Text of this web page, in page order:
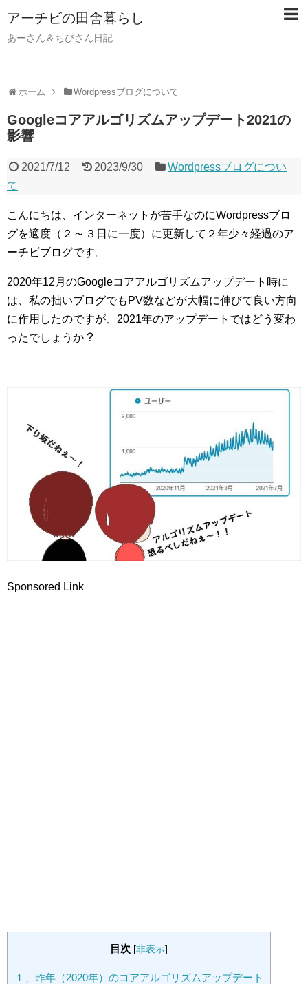
アーチビの田舎暮らし
あーさん＆ちびさん日記
ホーム Wordpressブログについて
Googleコアアルゴリズムアップデート2021の
影響
2021/7/12 2023/9/30
Wordpressブログについ
て
こんにちは、インターネットが苦手なのにWordpressブロ
グを適度（２ ～ ３日に一度）に更新して２年少々経過のア
ーチビブログです。
2020年12月のGoogleコアアルゴリズムアップデート時に
は、私の拙いブログでもPV数などが大幅に伸びて良い方向
に作用したのですが、2021年のアップデートではどう変わ
ったでしょうか ？
Sponsored Link
目次 [非表示]
１、昨年（2020年）のコアアルゴリズムアップデート